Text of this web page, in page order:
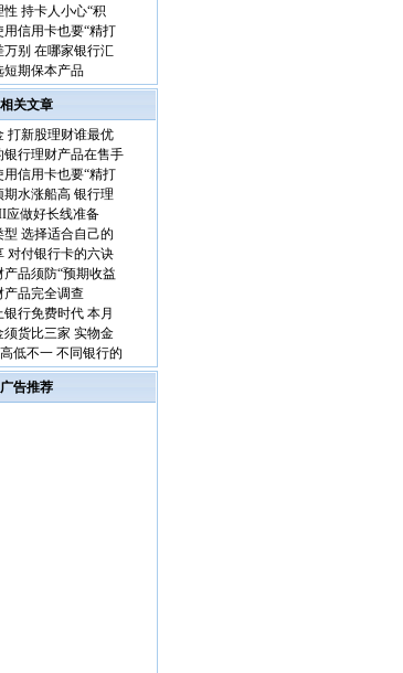
持卡人小心“积
信用卡也要“精打
万别 在哪家银行汇
短期保本产品
相关文章
打新股理财谁最优
银行理财产品在售手
信用卡也要“精打
水涨船高 银行理
应做好长线准备
选择适合自己的
对付银行卡的六诀
品须防“预期收益
产品完全调查
行免费时代 本月
须货比三家 实物金
低不一 不同银行的
广告推荐